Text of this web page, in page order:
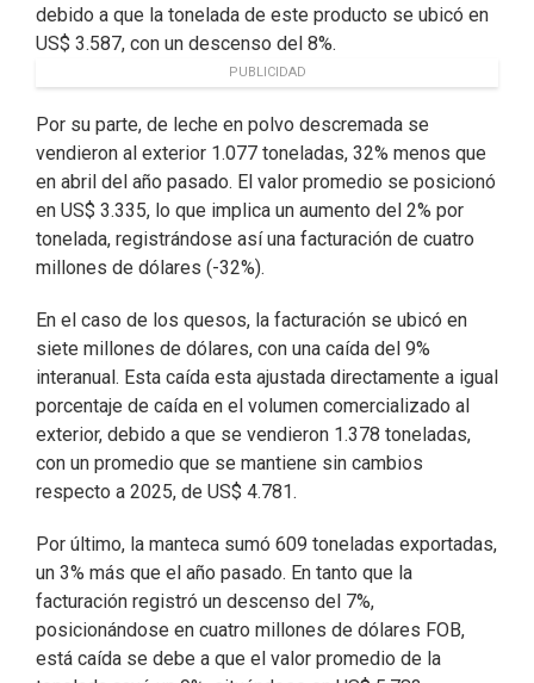
debido a que la tonelada de este producto se ubicó en
US$ 3.587, con un descenso del 8%.
PUBLICIDAD
Por su parte, de leche en polvo descremada se
vendieron al exterior 1.077 toneladas, 32% menos que
en abril del año pasado. El valor promedio se posicionó
en US$ 3.335, lo que implica un aumento del 2% por
tonelada, registrándose así una facturación de cuatro
millones de dólares (-32%).
En el caso de los quesos, la facturación se ubicó en
siete millones de dólares, con una caída del 9%
interanual. Esta caída esta ajustada directamente a igual
porcentaje de caída en el volumen comercializado al
exterior, debido a que se vendieron 1.378 toneladas,
con un promedio que se mantiene sin cambios
respecto a 2025, de US$ 4.781.
Por último, la manteca sumó 609 toneladas exportadas,
un 3% más que el año pasado. En tanto que la
facturación registró un descenso del 7%,
posicionándose en cuatro millones de dólares FOB,
está caída se debe a que el valor promedio de la